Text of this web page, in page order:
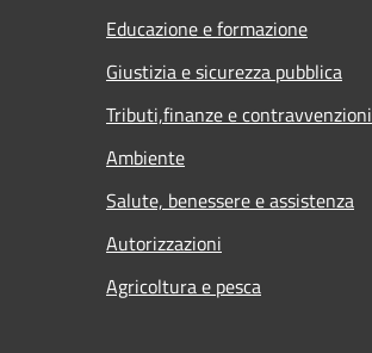
Educazione e formazione
Giustizia e sicurezza pubblica
Tributi,finanze e contravvenzioni
Ambiente
Salute, benessere e assistenza
Autorizzazioni
Agricoltura e pesca